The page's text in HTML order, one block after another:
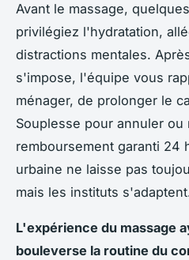
Avant le massage,
privilégiez l'hydratation,
distractions mentales.
s'impose, l'équipe vous
ménager, de prolonger le
Souplesse pour annuler ou
remboursement garanti 24
urbaine ne laisse pas
mais les instituts
L'expérience du massage
bouleverse la routine du